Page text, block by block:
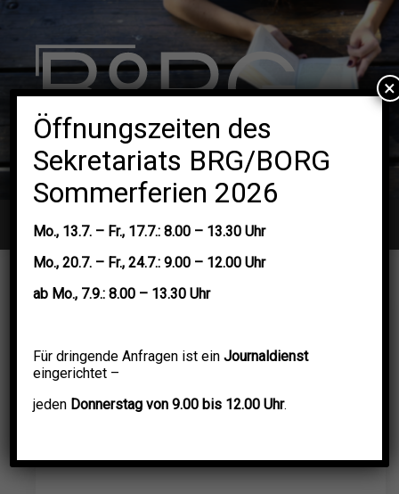
Navigation
Öffnungszeiten des
Sekretariats BRG/BORG
Sommerferien 2026
Mo., 13.7. – Fr., 17.7.: 8.00 – 13.30 Uhr
Mo., 20.7. – Fr., 24.7.: 9.00 – 12.00 Uhr
ab Mo., 7.9.: 8.00 – 13.30 Uhr
Für dringende Anfragen ist ein Journaldienst
eingerichtet –
jeden Donnerstag von 9.00 bis 12.00 Uhr.
×